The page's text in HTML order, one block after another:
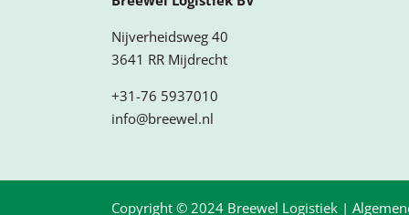
Nijverheidsweg 40
3641 RR Mijdrecht
+31-76 5937010
info@breewel.nl
Copyright © 2024 Breewel Logistiek |